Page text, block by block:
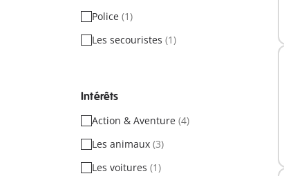
Police (1)
Les secouristes (1)
Intérêts
Action & Aventure (4)
Les animaux (3)
Les voitures (1)